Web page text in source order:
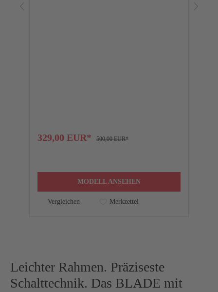
329,00 EUR* 500,00 EUR*
MODELL ANSEHEN
Vergleichen Merkzettel
Leichter Rahmen. Präziseste
Schalttechnik. Das BLADE mit